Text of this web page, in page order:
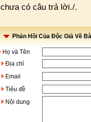
chưa có câu trả lời./.
Phản Hồi Của Độc Giả Về
Họ và Tên
Địa chỉ
Email
Tiêu đề
Nội dung